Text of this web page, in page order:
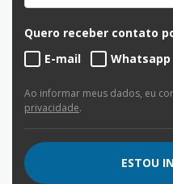
Quero receber contato
E-mail
Whatsapp
Ao informar meus dados, eu
privacidade.
ESTOU